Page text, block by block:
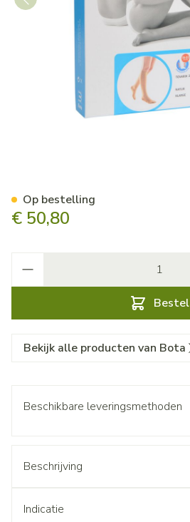
€ 50,80
Bestel
Op bestelling
Bekijk alle producten van Bota
Beschikbare leveringsmethoden
Beschrijving
Indicatie